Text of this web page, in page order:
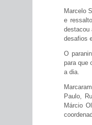
Marcelo
e
destacou
desafios
O
para que
a dia.
Paulo,
Márcio